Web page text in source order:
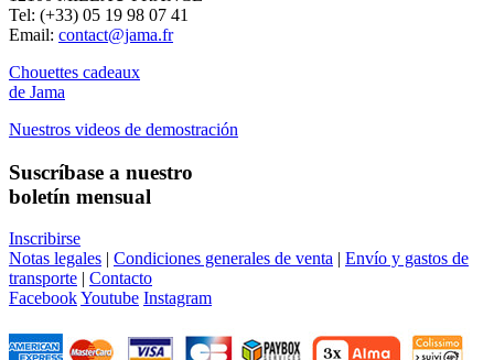
Tel: (+33) 05 19 98 07 41
Email: contact@jama.fr
Chouettes cadeaux
de Jama
Nuestros videos de demostración
Suscríbase a nuestro
boletín mensual
Inscribirse
Notas legales | Condiciones generales de venta | Envío y gastos de
transporte | Contacto
FacebookYoutube Instagram